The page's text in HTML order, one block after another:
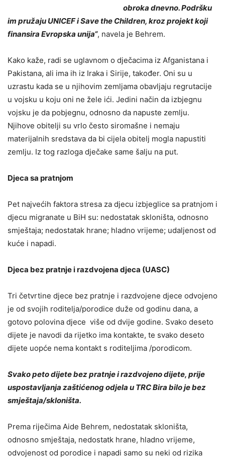
obroka dnevno. Podršku
im pružaju UNICEF i Save the Children, kroz projekt koji
finansira Evropska unija“, navela je Behrem.
Kako kaže, radi se uglavnom o dječacima iz Afganistana i
Pakistana, ali ima ih iz Iraka i Sirije, također. Oni su u
uzrastu kada se u njihovim zemljama obavljaju regrutacije
u vojsku u koju oni ne žele ići. Jedini način da izbjegnu
vojsku je da pobjegnu, odnosno da napuste zemlju.
Njihove obitelji su vrlo često siromašne i nemaju
materijalnih sredstava da bi cijela obitelj mogla napustiti
zemlju. Iz tog razloga dječake same šalju na put.
Djeca sa pratnjom
Pet najvećih faktora stresa za djecu izbjeglice sa pratnjom i
djecu migranate u BiH su: nedostatak skloništa, odnosno
smještaja; nedostatak hrane; hladno vrijeme; udaljenost od
kuće i napadi.
Djeca bez pratnje i razdvojena djeca (UASC)
Tri četvrtine djece bez pratnje i razdvojene djece odvojeno
je od svojih roditelja/porodice duže od godinu dana, a
gotovo polovina djece više od dvije godine. Svako deseto
dijete je navodi da rijetko ima kontakte, te svako deseto
dijete uopće nema kontakt s roditeljima /porodicom.
Svako peto dijete bez pratnje i razdvojeno dijete, prije
uspostavljanja zaštićenog odjela u TRC Bira bilo je bez
smještaja/skloništa.
Prema riječima Aide Behrem, nedostatak skloništa,
odnosno smještaja, nedostatk hrane, hladno vrijeme,
odvojenost od porodice i napadi samo su neki od rizika